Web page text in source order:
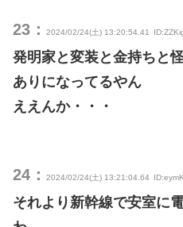
23： 2024/02/24(土) 13:20:54.41
発明家と変装と金持ちと
ありになってるやん
ええんか・・・
24： 2024/02/24(土) 13:21:04.64
それより新幹線で安室に